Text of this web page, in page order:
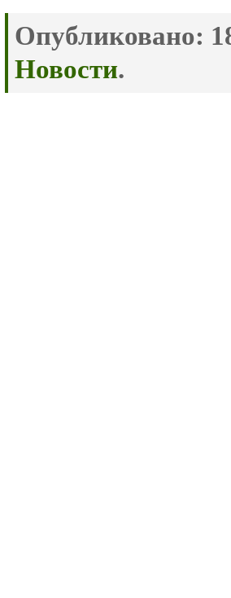
Опубликовано:
Новости.